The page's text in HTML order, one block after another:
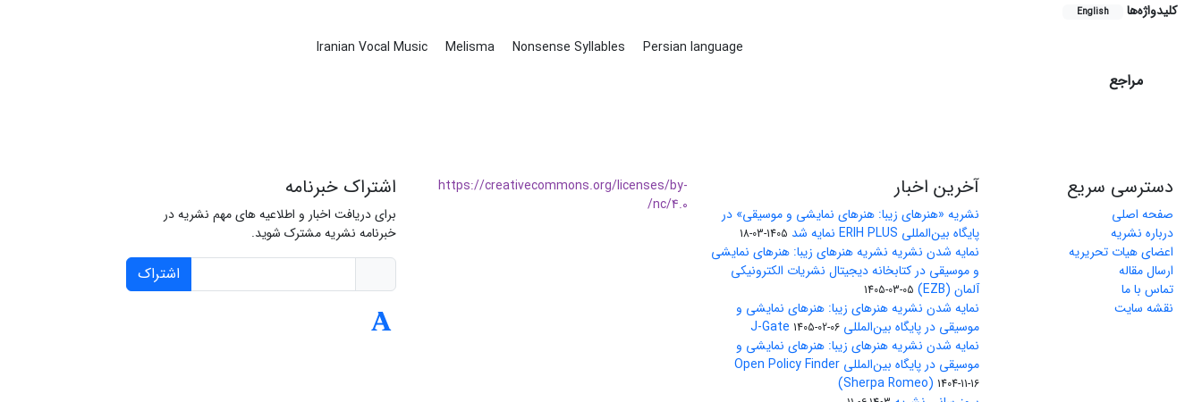
کلیدواژه‌ها English
Iranian Vocal Music Melisma Nonsense Syllables Persian language
مراجع
دسترسی سریع
صفحه اصلی
درباره نشریه
اعضای هیات تحریریه
ارسال مقاله
تماس با ما
نقشه سایت
آخرین اخبار
نشریه «هنرهای زیبا: هنرهای نمایشی و موسیقی» در
پایگاه بین‌المللی ERIH PLUS نمایه شد
1405-03-18
نمایه شدن نشریه نشریه هنرهای زیبا: هنرهای نمایشی
و موسیقی در کتابخانه دیجیتال نشریات الکترونیکی
آلمان (EZB)
1405-03-05
نمایه شدن نشریه هنرهای زیبا: هنرهای نمایشی و
موسیقی در پایگاه بین‌المللی J-Gate1405-02-06
نمایه شدن نشریه هنرهای زیبا: هنرهای نمایشی و
موسیقی در پایگاه بین‌المللی Open Policy Finder
(Sherpa Romeo) 1404-11-16
https://creativecommons.org/licenses/by-
nc/4.0/
اشتراک خبرنامه
برای دریافت اخبار و اطلاعیه های مهم نشریه در
خبرنامه نشریه مشترک شوید.
اشتراک